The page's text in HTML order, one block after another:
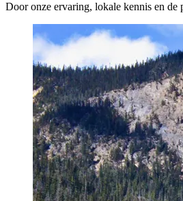
Door onze ervaring, lokale kennis en de